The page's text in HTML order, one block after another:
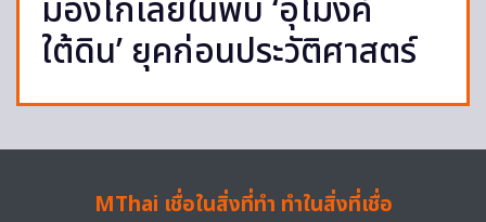
มองโกเลียในพบ ‘อุโมงค์
ใต้ดิน’ ยุคก่อนประวัติศาสตร์
MThai เชื่อในสิ่งที่ทำ ทำในสิ่งที่เชื่อ